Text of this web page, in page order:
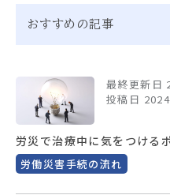
おすすめの記事
最終更新日
投稿日
労災で治療中に気をつける
労働災害手続の流れ